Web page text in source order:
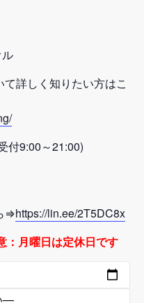
詳しく知りたい方はこ
付9:00～21:00)
⇒https://lin.ee/2T5DC8x
月曜日は定休日です